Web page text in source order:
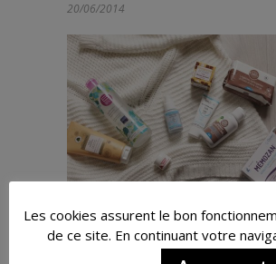
20/06/2014
Mes produits de beauté pour
Les cookies assurent le bon
de ce site. En continuant votre